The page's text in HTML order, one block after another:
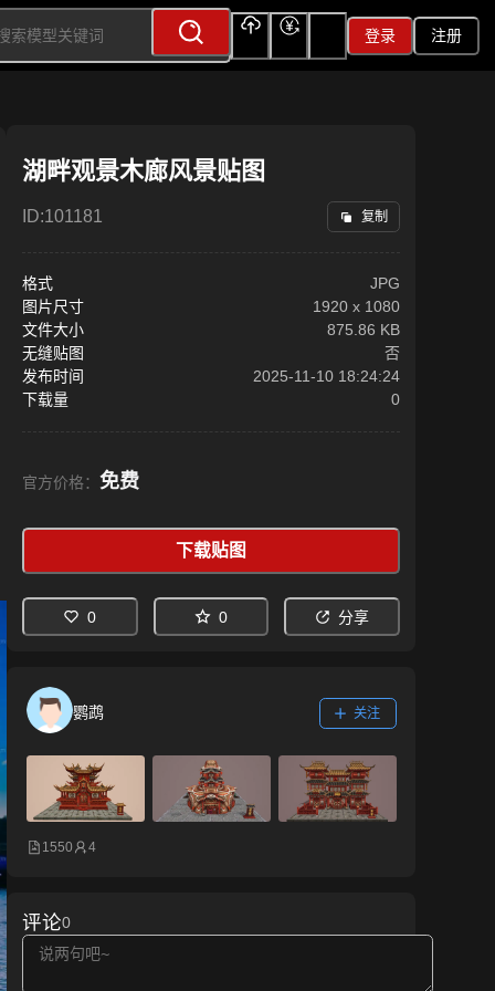
登录 注册
湖畔观景木廊风景贴图
ID:101181 复制
格式
JPG
图片尺寸
1920 x 1080
文件大小
875.86 KB
无缝贴图
否
发布时间
2025-11-10 18:24:24
下载量
0
官方价格： 免费
下载贴图
0 0 分享
鹦鹉 关注
1550 4
评论0